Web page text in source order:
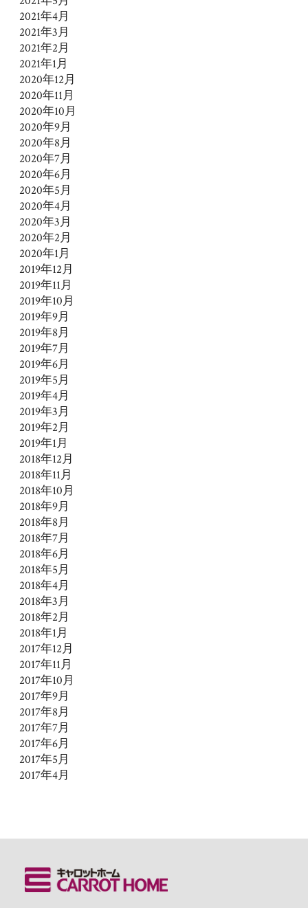
2021年4月
2021年3月
2021年2月
2021年1月
2020年12月
2020年11月
2020年10月
2020年9月
2020年8月
2020年7月
2020年6月
2020年5月
2020年4月
2020年3月
2020年2月
2020年1月
2019年12月
2019年11月
2019年10月
2019年9月
2019年8月
2019年7月
2019年6月
2019年5月
2019年4月
2019年3月
2019年2月
2019年1月
2018年12月
2018年11月
2018年10月
2018年9月
2018年8月
2018年7月
2018年6月
2018年5月
2018年4月
2018年3月
2018年2月
2018年1月
2017年12月
2017年11月
2017年10月
2017年9月
2017年8月
2017年7月
2017年6月
2017年5月
2017年4月